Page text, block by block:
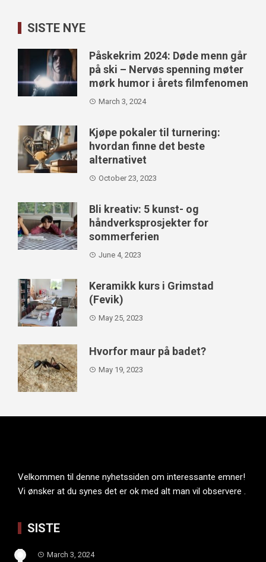
SISTE NYE
Påskekrim 2024: Døde menn går
på ski – Nervøs spenning møter
mørk humor i årets filmfenomen
March 3, 2024
Kjøpe pokaler til turnering:
hvordan finne det beste
alternativet
October 23, 2023
Bli kreativ: 5 kunst- og
håndverksprosjekter for
sommerferien
June 4, 2023
Keramikk kurs i Grimstad
(Fevik)
May 25, 2023
Hvorfor maur på badet?
May 19, 2023
Velkommen til denne nyhetssiden om interessante emner!
Vi ønsker at du synes det er ok med alt man vil observere .
SISTE
March 3, 2024